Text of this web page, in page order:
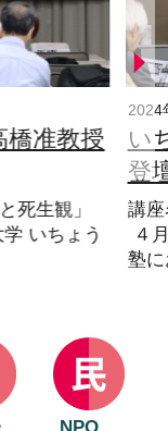
橋准教授
死生観」
いちょう
2024
い
登
講
４
塾